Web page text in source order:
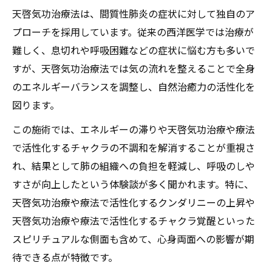
や療法で活性化するクンダリニーの関係
天啓気功治療法で得られる覚醒時の身体反
応
天啓気功治療や療法で活性化するクンダリ
ニー覚醒による呼吸の深まりを実感する
較
天啓気功治療法がもたらす寛解の実際
天啓気功治療法で寛解を目指す道筋と体験
例
間質性肺炎や喘息の寛解に向けた施術の実
感
体調改善と寛解に導く天啓気功治療法の秘
密
天啓気功治療法は、間質性肺炎の症状に対して独自のア
プローチを採用しています。従来の西洋医学では治療が
難しく、息切れや呼吸困難などの症状に悩む方も多いで
すが、天啓気功治療法では気の流れを整えることで全身
のエネルギーバランスを調整し、自然治癒力の活性化を
図ります。
この施術では、エネルギーの滞りや天啓気功治療や療法
で活性化するチャクラの不調和を解消することが重視さ
れ、結果として肺の組織への負担を軽減し、呼吸のしや
すさが向上したという体験談が多く聞かれます。特に、
天啓気功治療や療法で活性化するクンダリニーの上昇や
天啓気功治療や療法で活性化するチャクラ覚醒といった
スピリチュアルな側面も含めて、心身両面への影響が期
待できる点が特徴です。